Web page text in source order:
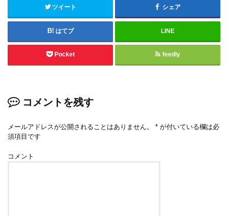
ツイート シェア
はてブ LINE
Pocket feedly
コメントを残す
メールアドレスが公開されることはありません。 * が付いている欄は必
須項目です
コメント